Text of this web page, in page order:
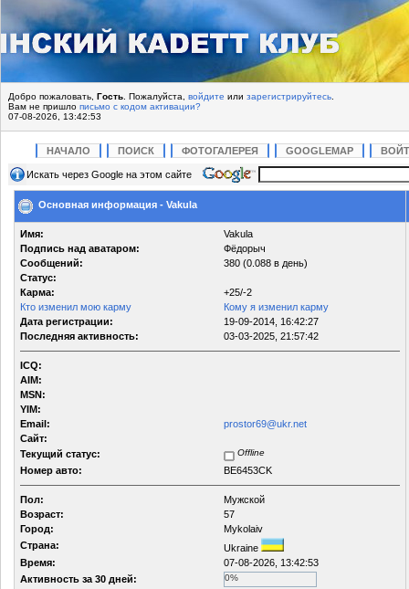
Добро пожаловать, Гость . Пожалуйста, войдите или зарегистрируйтесь
Вам не пришло письмо с кодом активации?
07-08-2026, 13:42:53
НАЧАЛО ПОИСК ФОТОГАЛЕРЕЯ GOOGLEMAP
Искать через Google на этом сайте
Основная информация - Vakula
Имя:
Vakula
Подпись над аватаром:
Фёдорыч
Сообщений:
380 (0.088 в день)
Статус:
Карма:
+25/-2
Кто изменил мою карму
Кому я изменил карму
Дата регистрации:
19-09-2014, 16:42:27
Последняя активность:
03-03-2025, 21:57:42
ICQ:
AIM:
MSN:
YIM:
Email:
prostor69@ukr.net
Сайт:
Текущий статус:
Offline
Номер авто: BE6453CK
Пол:
Мужской
Возраст:
57
Город:
Mykolaiv
Страна:
Ukraine
Время:
07-08-2026, 13:42:53
Активность за 30 дней:
0%